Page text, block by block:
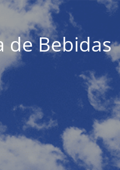
de Bebidas